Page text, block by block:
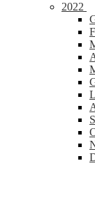
2022